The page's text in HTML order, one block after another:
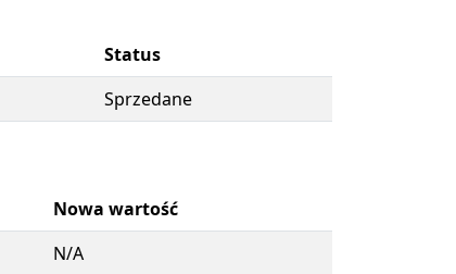
Status
Sprzedane
Nowa wartość
N/A